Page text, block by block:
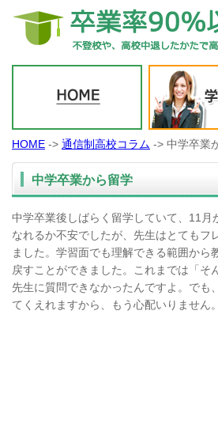
HOME -> 通信制高校コラム -> 中学卒業
中学卒業から留学
中学卒業後しばらく留学していて、11
なれるか不安でしたが、先生はとても
ました。学習面でも理解できる範囲か
戻すことができました。これまでは「
先生に質問できなかったんですよ。で
てくえれますから、もう心配いりません。